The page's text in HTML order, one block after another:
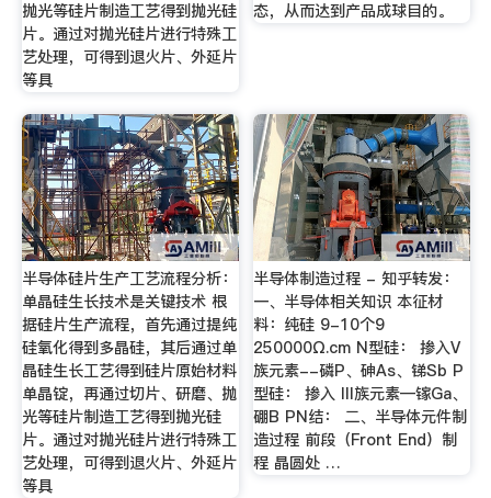
抛光等硅片制造工艺得到抛光硅
片。通过对抛光硅片进行特殊工
艺处理，可得到退火片、外延片
等具
态，从而达到产品成球目的。
半导体硅片生产工艺流程分析：
单晶硅生长技术是关键技术 根
据硅片生产流程，首先通过提纯
硅氧化得到多晶硅，其后通过单
晶硅生长工艺得到硅片原始材料
单晶锭，再通过切片、研磨、抛
光等硅片制造工艺得到抛光硅
片。通过对抛光硅片进行特殊工
艺处理，可得到退火片、外延片
等具
半导体制造过程 - 知乎转发：
一、半导体相关知识 本征材
料：纯硅 9-10个9
250000Ω.cm N型硅： 掺入V
族元素--磷P、砷As、锑Sb P
型硅： 掺入 III族元素—镓Ga、
硼B PN结： 二、半导体元件制
造过程 前段（Front End）制
程 晶圆处 …